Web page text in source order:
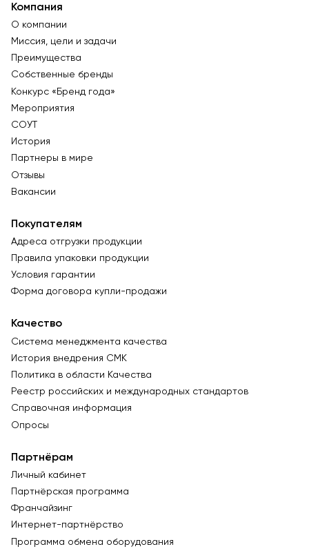
Компания
О компании
Миссия, цели и задачи
Преимущества
Собственные бренды
Конкурс «Бренд года»
Мероприятия
СОУТ
История
Партнеры в мире
Отзывы
Вакансии
Покупателям
Адреса отгрузки продукции
Правила упаковки продукции
Условия гарантии
Форма договора купли-продажи
Качество
Система менеджмента качества
История внедрения СМК
Политика в области Качества
Реестр российских и международных стандартов
Справочная информация
Опросы
Партнёрам
Личный кабинет
Партнёрская программа
Франчайзинг
Интернет-партнёрство
Программа обмена оборудования